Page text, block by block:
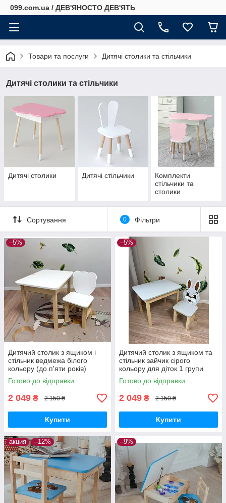
099.com.ua / ДЕВ'ЯНОСТО ДЕВ'ЯТЬ
Товари та послуги Дитячі столики та стільчики
Дитячі столики та стільчики
Дитячі столики Дитячі стільчики
Комплекти
стільчики та
столики
Сортування 0 Фільтри
–5%
Дитячий столик з ящиком і
стільчик ведмежа білого
кольору (до п'яти років)
Готово до відправки
2 049 ₴ 2 150 ₴
Купити
–5%
Дитячий столик з ящиком та
стільчик зайчик сірого
кольору для діток 1 групи
зросту
Готово до відправки
2 049 ₴ 2 150 ₴
Купити
акция –12% –9%